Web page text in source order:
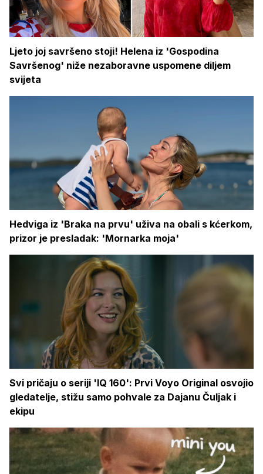
Ljeto joj savršeno stoji! Helena iz 'Gospodina
Savršenog' niže nezaboravne uspomene diljem
svijeta
Hedviga iz 'Braka na prvu' uživa na obali s kćerkom,
prizor je presladak: 'Mornarka moja'
Svi pričaju o seriji 'IQ 160': Prvi Voyo Original osvojio
gledatelje, stižu samo pohvale za Dajanu Čuljak i
ekipu